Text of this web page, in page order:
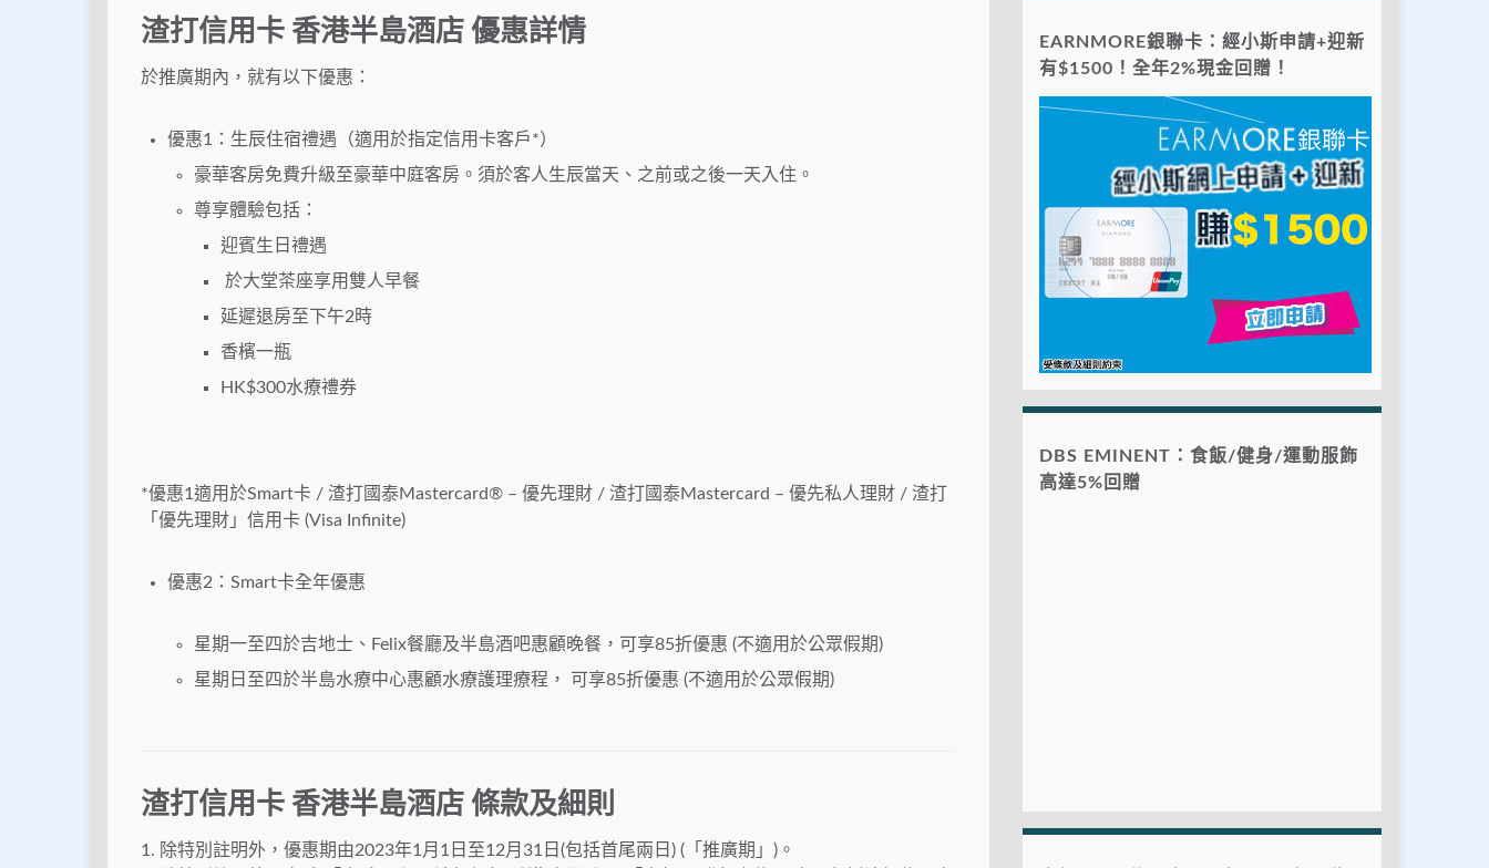
渣打信用卡 香港半島酒店 優惠詳情
於推廣期內，就有以下優惠：
優惠1：生辰住宿禮遇（適用於指定信用卡客戶*）
豪華客房免費升級至豪華中庭客房。須於客人生辰當天、之前或之後一天入住。
尊享體驗包括：
迎賓生日禮遇
於大堂茶座享用雙人早餐
延遲退房至下午2時
香檳一瓶
HK$300水療禮券
*優惠1適用於Smart卡 / 渣打國泰Mastercard® – 優先理財 / 渣打國泰Mastercard – 優先私人理財 / 渣打
「優先理財」信用卡 (Visa Infinite)
優惠2：Smart卡全年優惠
星期一至四於吉地士、Felix餐廳及半島酒吧惠顧晚餐，可享85折優惠 (不適用於公眾假期)
星期日至四於半島水療中心惠顧水療護理療程， 可享85折優惠 (不適用於公眾假期)
渣打信用卡 香港半島酒店 條款及細則
1. 除特別註明外，優惠期由2023年1月1日至12月31日(包括首尾兩日) (「推廣期」)。
EARNMORE銀聯卡：經小斯申請+迎新
有$1500！全年2%現金回贈！
DBS EMINENT：食飯/健身/運動服飾
高達5%回贈